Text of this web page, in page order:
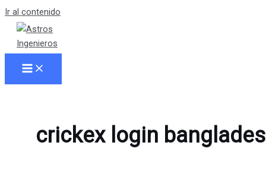
Ir al contenido
crickex login